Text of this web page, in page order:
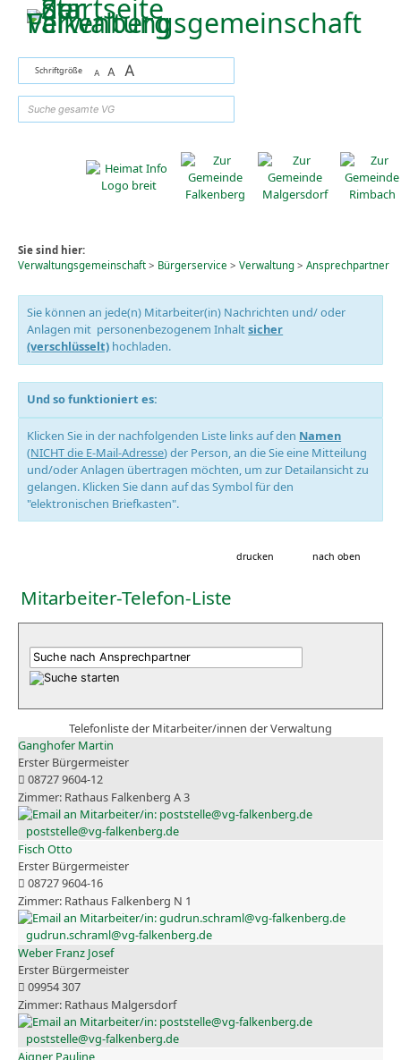
Zum Inhalt,zur Navigationoder
Schriftgröße A A A
Sie sind hier:
Verwaltungsgemeinschaft> Bürgerservice > Verwaltung> Ansprechpartner
Sie können an jede(n) Mitarbeiter(in) Nachrichten und/ oder
Anlagen mit personenbezogenem Inhaltsicher
(verschlüsselt) hochladen.
Und so funktioniert es:
Klicken Sie in der nachfolgenden Liste links auf den Namen
(NICHT die E-Mail-Adresse) der Person, an die Sie eine Mitteilung
und/oder Anlagen übertragen möchten, um zur Detailansicht zu
gelangen. Klicken Sie dann auf das Symbol für den
"elektronischen Briefkasten".
drucken nach oben
Mitarbeiter-Telefon-Liste
Telefonliste der Mitarbeiter/innen der Verwaltung
Ganghofer Martin
Erster Bürgermeister
08727 9604-12
Rathaus Falkenberg A 3
poststelle@vg-falkenberg.de
Fisch Otto
Erster Bürgermeister
08727 9604-16
Rathaus Falkenberg N 1
gudrun.schraml@vg-falkenberg.de
Weber Franz Josef
Erster Bürgermeister
09954 307
Rathaus Malgersdorf
poststelle@vg-falkenberg.de